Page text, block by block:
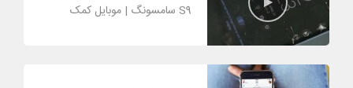
S9 سامسونگ | موبایل کمک